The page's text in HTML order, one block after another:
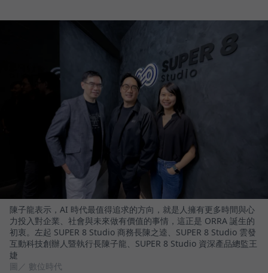
陳子龍表示，AI 時代最值得追求的方向，就是人擁有更多時間與心
力投入對企業、社會與未來做有價值的事情，這正是 ORRA 誕生的
初衷。左起 SUPER 8 Studio 商務長陳之逵、SUPER 8 Studio 雲發
互動科技創辦人暨執行長陳子龍、SUPER 8 Studio 資深產品總監王
婕
圖／ 數位時代